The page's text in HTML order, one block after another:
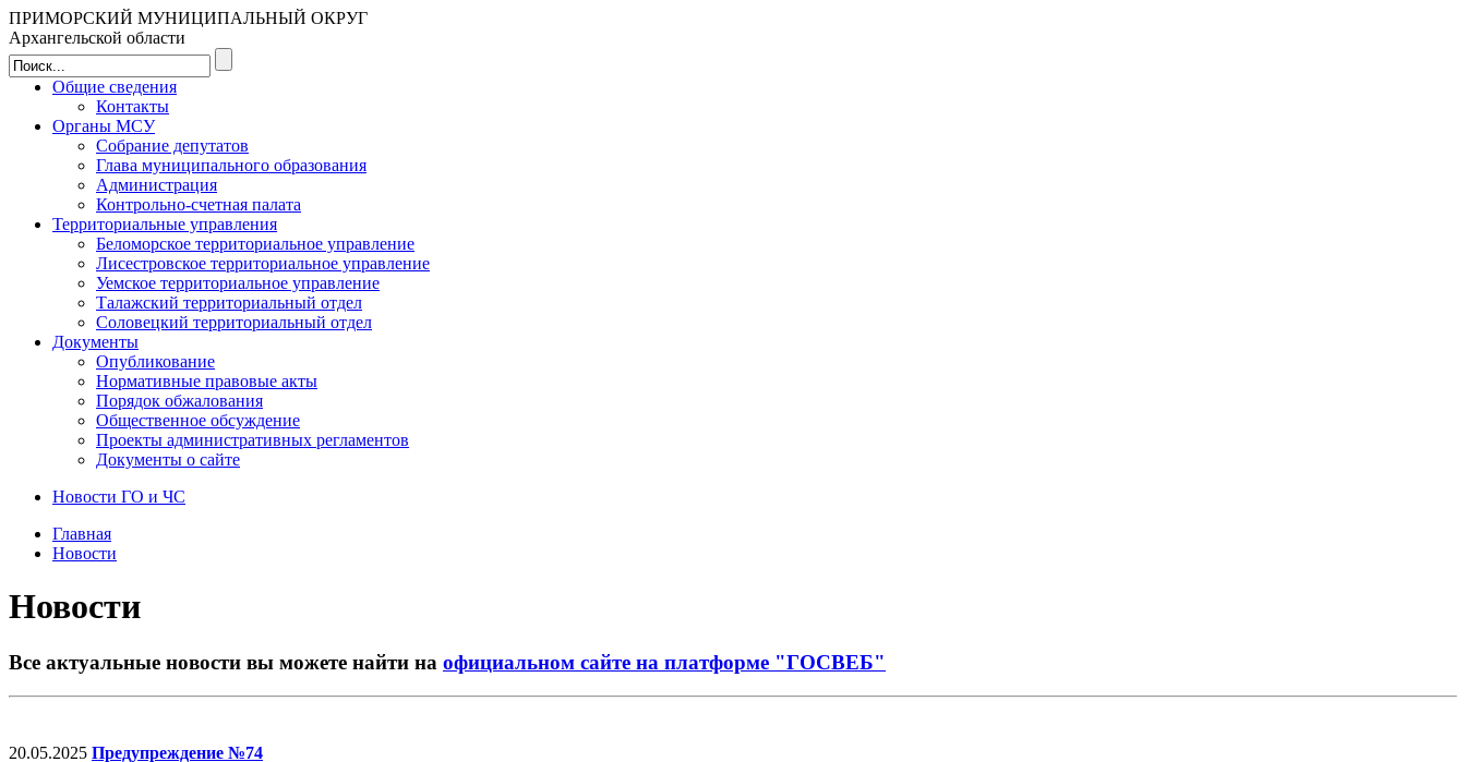
ПРИМОРСКИЙ МУНИЦИПАЛЬНЫЙ ОКРУГ
Архангельской области
Общие сведения
Контакты
Органы МСУ
Собрание депутатов
Глава муниципального образования
Администрация
Контрольно-счетная палата
Территориальные управления
Беломорское территориальное управление
Лисестровское территориальное управление
Уемское территориальное управление
Талажский территориальный отдел
Соловецкий территориальный отдел
Документы
Опубликование
Нормативные правовые акты
Порядок обжалования
Общественное обсуждение
Проекты административных регламентов
Документы о сайте
Новости ГО и ЧС
Главная
Новости
Новости
Все актуальные новости вы можете найти на официальном сайте на платформе "ГОСВЕБ"
20.05.2025 Предупреждение №74